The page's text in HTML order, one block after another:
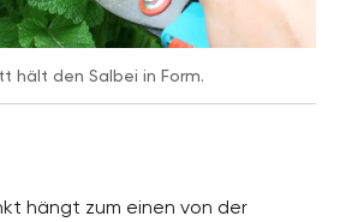
hält den Salbei in Form.
hängt zum einen von der